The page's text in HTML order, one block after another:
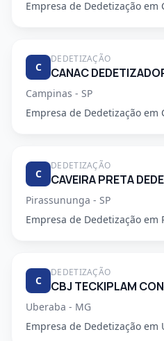
Empresa de Dedetização em
C
DEDETIZAÇÃO
CANAC
Campinas - SP
Empresa de Dedetização em
C
DEDETIZAÇÃO
CAVEIRA PRETA
Pirassununga - SP
Empresa de Dedetização em
C
DEDETIZAÇÃO
Uberaba - MG
Empresa de Dedetização em